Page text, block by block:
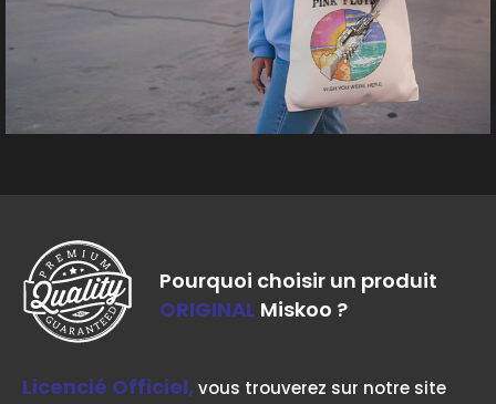
Pourquoi choisir un produit
ORIGINAL Miskoo ?
Licencié Officiel, vous trouverez sur notre site